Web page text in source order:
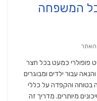
המשפחה
האתר
פופולרי כמעט בכל חצר
עבור ילדים ומבוגרים
בטוחה והקפדה על כללי
מיותרים. מדריך זה